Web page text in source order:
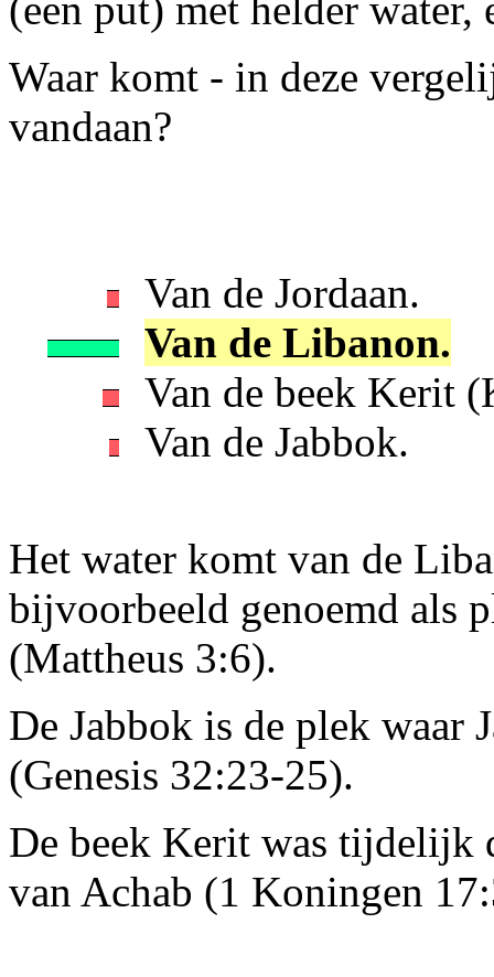
Waar komt - in deze
vandaan?
Van de Jordaan.
Van de Libanon.
Van de beek Kerit
Van de Jabbok.
Het water komt van de
bijvoorbeeld genoemd als
(Mattheus 3:6).
De Jabbok is de plek waar
(Genesis 32:23-25).
De beek Kerit was tijdelijk
van Achab (1 Koningen